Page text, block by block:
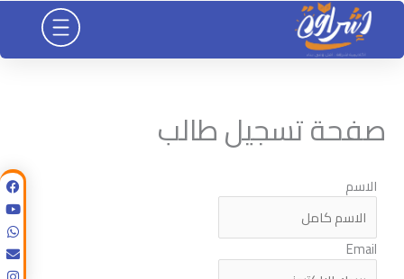
تخطي
المحتوى
صفحة تسجيل طالب
الاسم
Email